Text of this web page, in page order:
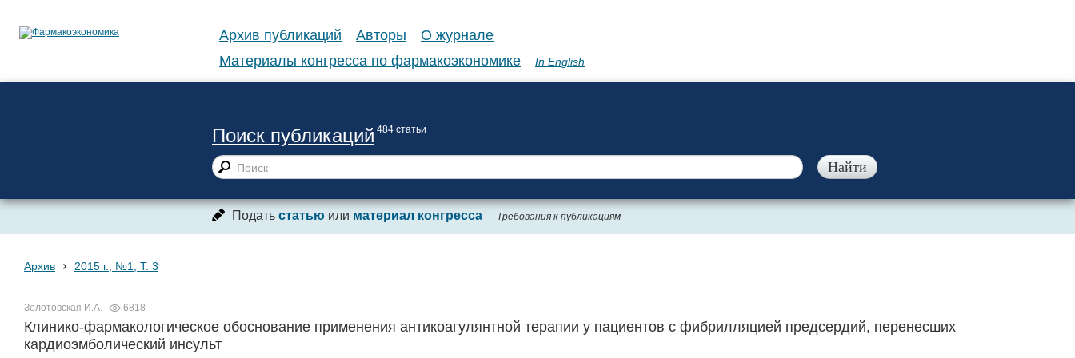
Архив публикаций Авторы
О журнале
Материалы конгресса по фармакоэкономике
In English
Поиск публикаций 484 статьи
Подать статью или материал конгресса Требования к публикациям
Архив › 2015 г., №1, Т. 3
Золотовская И.А. 6818
Клинико-фармакологическое обоснование применения антикоагулянтной терапии у пациентов с фибрилляцией предсердий, перенесших
кардиоэмболический инсульт